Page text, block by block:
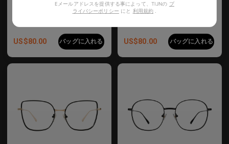
US$80.00 バッグに入れる
3 Colours available
US$80.00 バッグに入れる
Eメールアドレスを提供する事によって、TIJNの プ
ライバシーポリシー にと 利用規約